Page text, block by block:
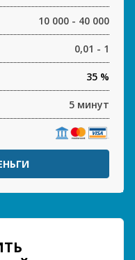
10 000 - 40 000
0,01 - 1
35 %
5 минут